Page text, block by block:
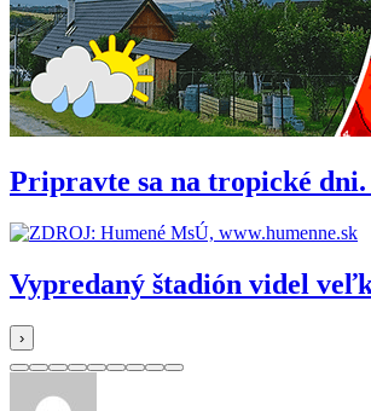
Pripravte sa na tropické dni.
Vypredaný štadión videl
›